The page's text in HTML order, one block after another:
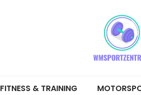
FITNESS & TRAINING